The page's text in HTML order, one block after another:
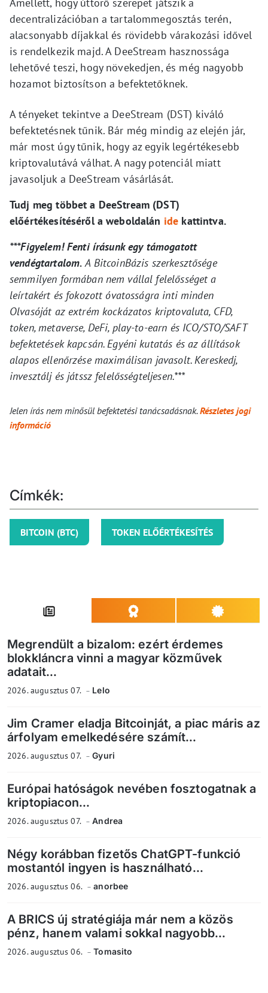
decentralizációban a tartalommegosztás terén,
alacsonyabb díjakkal és rövidebb várakozási idővel
is rendelkezik majd. A DeeStream hasznossága
lehetővé teszi, hogy növekedjen, és még nagyobb
hozamot biztosítson a befektetőknek.
A tényeket tekintve a DeeStream (DST) kiváló
befektetésnek tűnik. Bár még mindig az elején jár,
már most úgy tűnik, hogy az egyik legértékesebb
kriptovalutává válhat. A nagy potenciál miatt
javasoljuk a DeeStream vásárlását.
Tudj meg többet a DeeStream (DST)
előértékesítéséről a weboldalán ide kattintva.
***Figyelem! Fenti írásunk egy támogatott
vendégtartalom.A BitcoinBázis szerkesztősége
semmilyen formában nem vállal felelősséget a
leírtakért és fokozott óvatosságra inti minden
Olvasóját az extrém kockázatos kriptovaluta, CFD,
token, metaverse, DeFi, play-to-earn és ICO/STO/SAFT
befektetések kapcsán. Egyéni kutatás és az állítások
alapos ellenőrzése maximálisan javasolt. Kereskedj,
invesztálj és játssz felelősségteljesen.***
Jelen írás nem minősül befektetési tanácsadásnak.Részletes jogi
információ
Címkék:
BITCOIN (BTC) TOKEN ELŐÉRTÉKESÍTÉS
Megrendült a bizalom: ezért érdemes
blokkláncra vinni a magyar közművek
adatait...
2026. augusztus 07. Lelo
Jim Cramer eladja Bitcoinját, a piac máris az
árfolyam emelkedésére számít...
2026. augusztus 07. Gyuri
Európai hatóságok nevében fosztogatnak a
kriptopiacon...
2026. augusztus 07. Andrea
Négy korábban fizetős ChatGPT-funkció
mostantól ingyen is használható...
2026. augusztus 06. anorbee
A BRICS új stratégiája már nem a közös
pénz, hanem valami sokkal nagyobb...
2026. augusztus 06. Tomasito